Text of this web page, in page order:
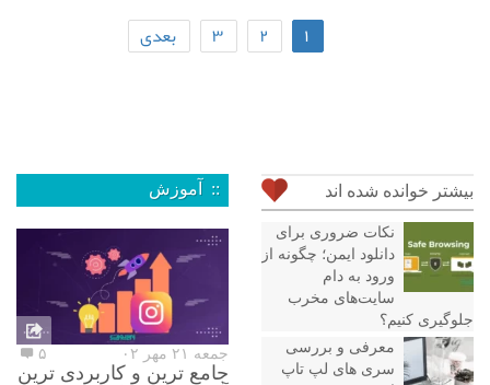
۱ ۲ ۳ بعدی
بیشتر خوانده شده اند
نکات ضروری برای
دانلود ایمن؛ چگونه از
ورود به دام
سایت‌های مخرب
جلوگیری کنیم؟
معرفی و بررسی
سری های لپ تاپ
:: آموزش
جمعه ۲۱ مهر ۰۲ ۵
جامع ترین و کاربردی ترین